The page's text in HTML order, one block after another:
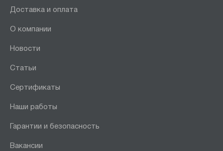
Доставка и оплата
О компании
Новости
Статьи
Сертификаты
Наши работы
Гарантии и безопасность
Вакансии